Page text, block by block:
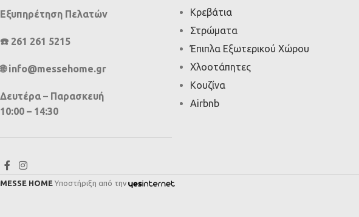
Εξυπηρέτηση Πελατών
☎️ 261 261 5215
🌐 info@messehome.gr
Δευτέρα – Παρασκευή
10:00 – 14:30
Κρεβάτια
Στρώματα
Έπιπλα Εξωτερικού Χώρου
Χλοοτάπητες
Κουζίνα
Airbnb
MESSE HOME Υποστήριξη από την